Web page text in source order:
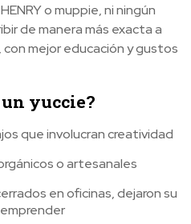
o muppie, ni ningún
de manera más exacta a
con mejor educación y gustos
un yuccie?
que involucran creatividad
o artesanales
en oficinas, dejaron su